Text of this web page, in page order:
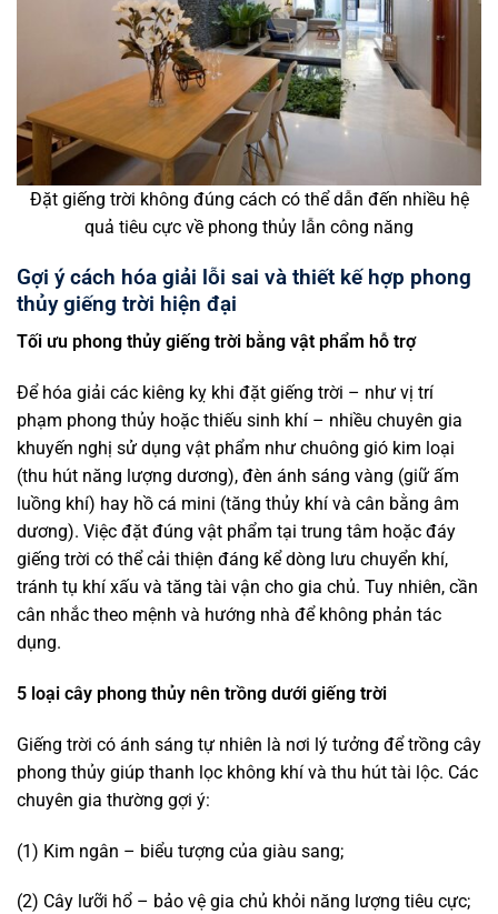
Đặt giếng trời không đúng cách có thể dẫn đến nhiều hệ
quả tiêu cực về phong thủy lẫn công năng
Gợi ý cách hóa giải lỗi sai và thiết kế hợp phong
thủy giếng trời hiện đại
Tối ưu phong thủy giếng trời bằng vật phẩm hỗ trợ
Để hóa giải các kiêng kỵ khi đặt giếng trời – như vị trí
phạm phong thủy hoặc thiếu sinh khí – nhiều chuyên gia
khuyến nghị sử dụng vật phẩm như chuông gió kim loại
(thu hút năng lượng dương), đèn ánh sáng vàng (giữ ấm
luồng khí) hay hồ cá mini (tăng thủy khí và cân bằng âm
dương). Việc đặt đúng vật phẩm tại trung tâm hoặc đáy
giếng trời có thể cải thiện đáng kể dòng lưu chuyển khí,
tránh tụ khí xấu và tăng tài vận cho gia chủ. Tuy nhiên, cần
cân nhắc theo mệnh và hướng nhà để không phản tác
dụng.
5 loại cây phong thủy nên trồng dưới giếng trời
Giếng trời có ánh sáng tự nhiên là nơi lý tưởng để trồng cây
phong thủy giúp thanh lọc không khí và thu hút tài lộc. Các
chuyên gia thường gợi ý:
(1) Kim ngân – biểu tượng của giàu sang;
(2) Cây lưỡi hổ – bảo vệ gia chủ khỏi năng lượng tiêu cực;